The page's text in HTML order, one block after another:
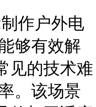
作户外电
够有效解
见的技术难
。该场景